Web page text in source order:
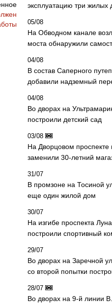
эксплуатацию три жилых
05/08
На Обводном канале
моста обнаружили
04/08
В состав Саперного
добавили надземный
04/08
Во дворах на
построили детский сад
03/08
На Дворцовом проспекте
заменили 30-летний
31/07
В промзоне на Тосиной
еще один жилой дом
30/07
На изгибе проспекта
построили спортивный
29/07
Во дворах на Заречной
со второй попытки
28/07
Во дворах на 9-й линии